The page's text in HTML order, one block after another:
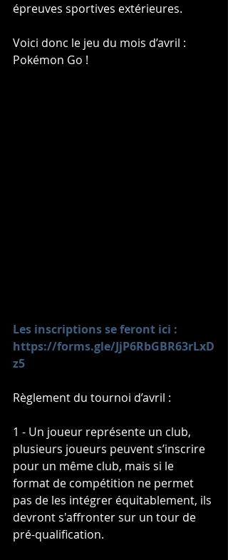
épreuves sportives extérieures.
Voici donc le jeu du mois d’avril :
Pokémon Go !
Les inscriptions se feront ici :
https://forms.gle/JjP6RbGBR63rLxD
z5
Règlement du tournoi d’avril :
1 - Un joueur représente un club,
plusieurs joueurs peuvent s’inscrire
pour un même club, mais si le
format de compétition ne permet
pas de les intégrer équitablement, ils
devront s'affronter sur un tour de
pré-qualification.